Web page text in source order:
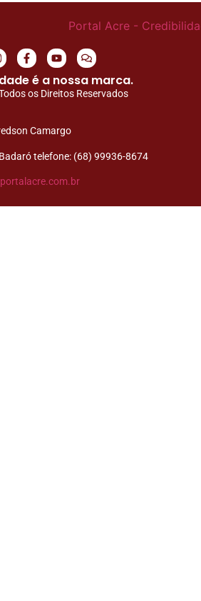
é a nossa marca.
os Direitos Reservados
Camargo
telefone: (68) 99936-8674